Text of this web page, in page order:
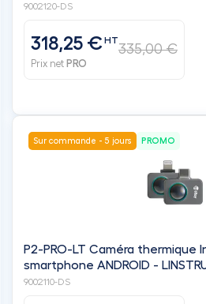
9002120-DS
318,25 €HT
Prix net PRO
335,00 €
Sur commande - 5 jours PROMO
P2-PRO-LT Caméra thermique
smartphone ANDROID -
9002110-DS